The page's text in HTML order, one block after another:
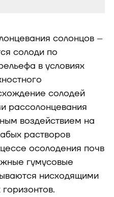
солонцов –
солоди по
в условиях
солодей
рассолонцевания
воздействием на
растворов
осолодения почв
гумусовые
нисходящими